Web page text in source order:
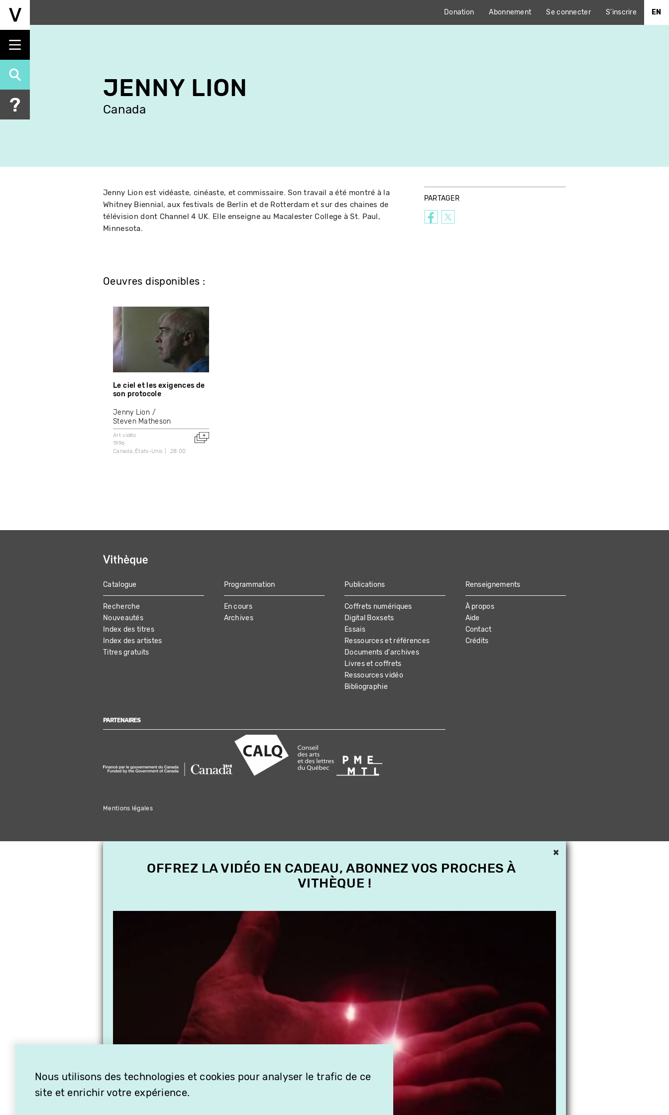
Aller
principal
Donation Abonnement Se connecter S'inscrire EN
JENNY LION
Canada
Jenny Lion est vidéaste, cinéaste, et commissaire. Son travail a été montré à la
Whitney Biennial, aux festivals de Berlin et de Rotterdam et sur des chaines de
télévision dont Channel 4 UK. Elle enseigne au Macalester College à St. Paul,
Minnesota.
PARTAGER
Oeuvres disponibles :
Le ciel et les exigences de
son protocole
Jenny Lion
Steven Matheson
Art vidéo
1996
Canada
États-Unis 28:00
MAIN
NAVIGATION
Catalogue
Recherche
Nouveautés
Index des titres
Index des artistes
Titres gratuits
Programmation
En cours
Archives
Publications
Coffrets numériques
Digital Boxsets
Essais
Ressources et références
Documents d'archives
Livres et coffrets
Ressources vidéo
Bibliographie
Renseignements
À propos
Aide
Contact
Crédits
PARTENAIRES
Mentions légales
Nous utilisons des technologies et cookies pour analyser le trafic de ce
site et enrichir votre expérience.
×
OFFREZ LA VIDÉO EN CADEAU, ABONNEZ VOS PROCHES À
VITHÈQUE !